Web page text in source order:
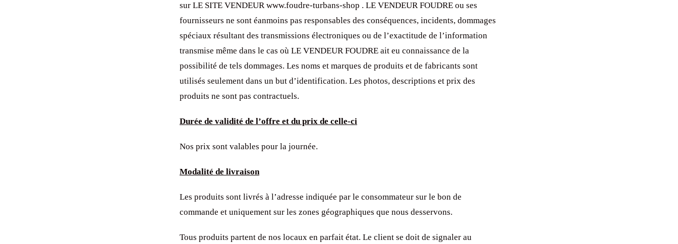
sur LE SITE VENDEUR www.foudre-turbans-shop . LE VENDEUR FOUDRE ou ses
fournisseurs ne sont éanmoins pas responsables des conséquences, incidents, dommages
spéciaux résultant des transmissions électroniques ou de l’exactitude de l’information
transmise même dans le cas où LE VENDEUR FOUDRE ait eu connaissance de la
possibilité de tels dommages. Les noms et marques de produits et de fabricants sont
utilisés seulement dans un but d’identification. Les photos, descriptions et prix des
produits ne sont pas contractuels.
Durée de validité de l’offre et du prix de celle-ci
Nos prix sont valables pour la journée.
Modalité de livraison
Les produits sont livrés à l’adresse indiquée par le consommateur sur le bon de
commande et uniquement sur les zones géographiques que nous desservons.
Tous produits partent de nos locaux en parfait état. Le client se doit de signaler au